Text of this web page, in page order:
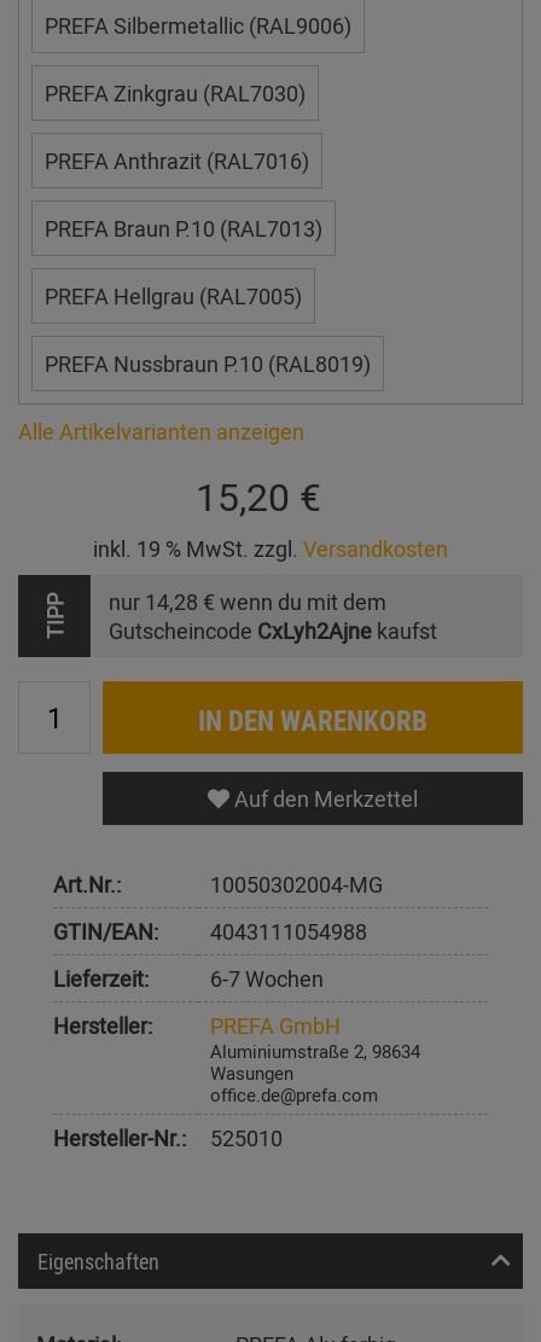
PREFA Silbermetallic (RAL9006)
PREFA Zinkgrau (RAL7030)
PREFA Anthrazit (RAL7016)
PREFA Braun P.10 (RAL7013)
PREFA Hellgrau (RAL7005)
PREFA Nussbraun P.10 (RAL8019)
Alle Artikelvarianten anzeigen
15,20 €
inkl. 19 % MwSt. zzgl. Versandkosten
TIPP nur 14,28 € wenn du mit dem
Gutscheincode CxLyh2Ajne kaufst
IN DEN WARENKORB
Auf den Merkzettel
Art.Nr.:
10050302004-MG
GTIN/EAN:
4043111054988
Lieferzeit:
6-7 Wochen
Hersteller:
PREFA GmbH
Aluminiumstraße 2, 98634
Wasungen
office.de@prefa.com
Hersteller-Nr.: 525010
Eigenschaften